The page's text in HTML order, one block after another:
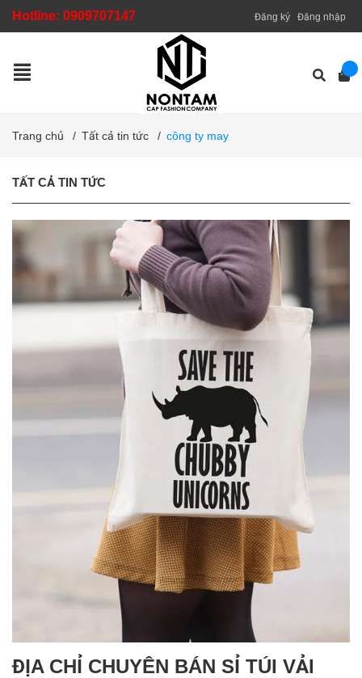
Hotline: 0909707147 Đăng ký Đăng nhập
Trang chủ / Tất cả tin tức / công ty may
TẤT CẢ TIN TỨC
ĐỊA CHỈ CHUYÊN BÁN SỈ TÚI VẢI